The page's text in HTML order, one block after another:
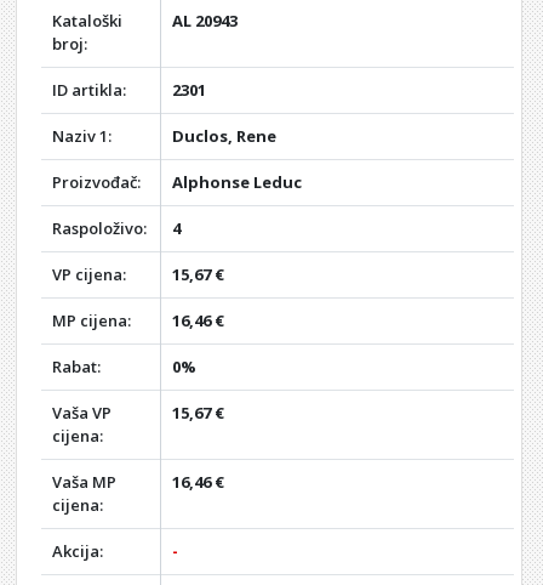
Kataloški
broj:
AL 20943
ID artikla: 2301
Naziv 1: Duclos, Rene
Proizvođač: Alphonse Leduc
Raspoloživo: 4
VP cijena: 15,67 €
MP cijena: 16,46 €
Rabat: 0%
Vaša VP
cijena:
15,67 €
Vaša MP
cijena:
16,46 €
Akcija: -